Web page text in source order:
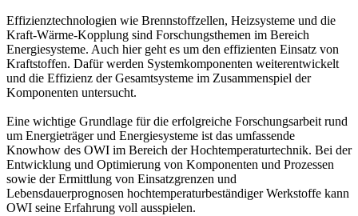
Effizienztechnologien wie Brennstoffzellen, Heizsysteme und die
Kraft-Wärme-Kopplung sind Forschungsthemen im Bereich
Energiesysteme. Auch hier geht es um den effizienten Einsatz von
Kraftstoffen. Dafür werden Systemkomponenten weiterentwickelt
und die Effizienz der Gesamtsysteme im Zusammenspiel der
Komponenten untersucht.
Eine wichtige Grundlage für die erfolgreiche Forschungsarbeit rund
um Energieträger und Energiesysteme ist das umfassende
Knowhow des OWI im Bereich der Hochtemperaturtechnik. Bei der
Entwicklung und Optimierung von Komponenten und Prozessen
sowie der Ermittlung von Einsatzgrenzen und
Lebensdauerprognosen hochtemperaturbeständiger Werkstoffe kann
OWI seine Erfahrung voll ausspielen.